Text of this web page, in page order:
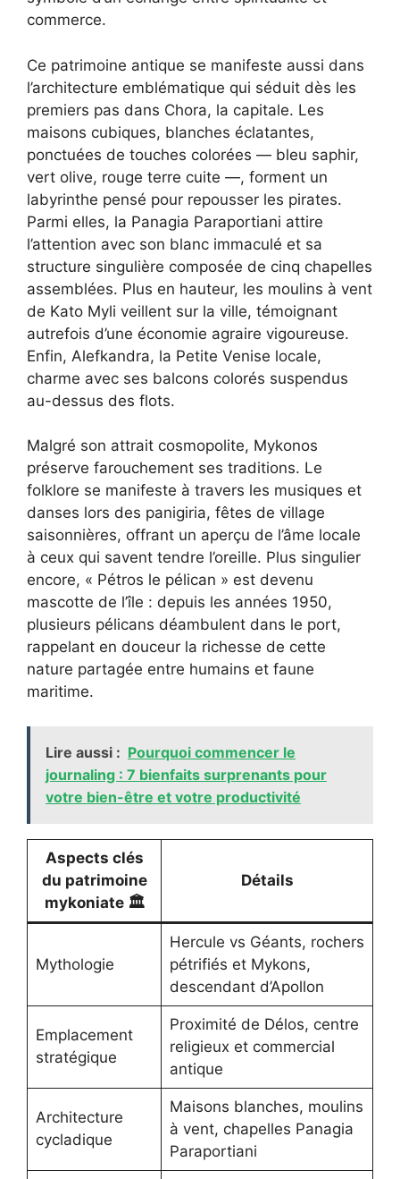
commerce.
Ce patrimoine antique se manifeste aussi dans
l’architecture emblématique qui séduit dès les
premiers pas dans Chora, la capitale. Les
maisons cubiques, blanches éclatantes,
ponctuées de touches colorées — bleu saphir,
vert olive, rouge terre cuite —, forment un
labyrinthe pensé pour repousser les pirates.
Parmi elles, la Panagia Paraportiani attire
l’attention avec son blanc immaculé et sa
structure singulière composée de cinq chapelles
assemblées. Plus en hauteur, les moulins à vent
de Kato Myli veillent sur la ville, témoignant
autrefois d’une économie agraire vigoureuse.
Enfin, Alefkandra, la Petite Venise locale,
charme avec ses balcons colorés suspendus
au-dessus des flots.
Malgré son attrait cosmopolite, Mykonos
préserve farouchement ses traditions. Le
folklore se manifeste à travers les musiques et
danses lors des panigiria, fêtes de village
saisonnières, offrant un aperçu de l’âme locale
à ceux qui savent tendre l’oreille. Plus singulier
encore, « Pétros le pélican » est devenu
mascotte de l’île : depuis les années 1950,
plusieurs pélicans déambulent dans le port,
rappelant en douceur la richesse de cette
nature partagée entre humains et faune
maritime.
Lire aussi : Pourquoi commencer le
journaling : 7 bienfaits surprenants pour
votre bien-être et votre productivité
Aspects clés
du patrimoine
mykoniate 🏛️
Détails
Mythologie
Hercule vs Géants, rochers
pétrifiés et Mykons,
descendant d’Apollon
Emplacement
stratégique
Proximité de Délos, centre
religieux et commercial
antique
Architecture
cycladique
Maisons blanches, moulins
à vent, chapelles Panagia
Paraportiani